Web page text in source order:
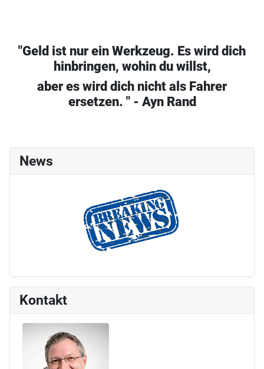
"Geld ist nur ein Werkzeug. Es wird dich
hinbringen, wohin du willst,
aber es wird dich nicht als Fahrer
ersetzen. " - Ayn Rand
News
Kontakt